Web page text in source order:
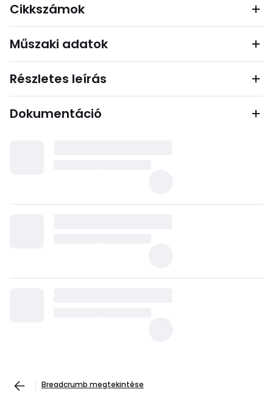
Cikkszámok
Műszaki adatok
Részletes leírás
Dokumentáció
Breadcrumb megtekintése